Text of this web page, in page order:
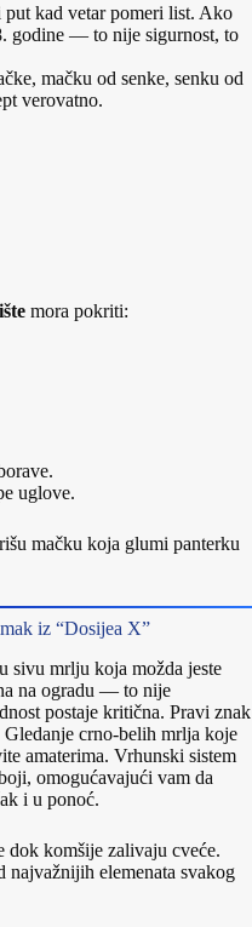
kad vetar pomeri list. Ako
godine — to nije sigurnost, to
mačku od senke, senku od
verovatno.
mora pokriti:
uglove.
mačku koja glumi panterku
iz “Dosijea X”
sivu mrlju koja možda jeste
na ogradu — to nije
postaje kritična. Pravi znak
Gledanje crno-belih mrlja koje
amaterima. Vrhunski sistem
omogućavajući vam da
i u ponoć.
dok komšije zalivaju cveće.
najvažnijih elemenata svakog